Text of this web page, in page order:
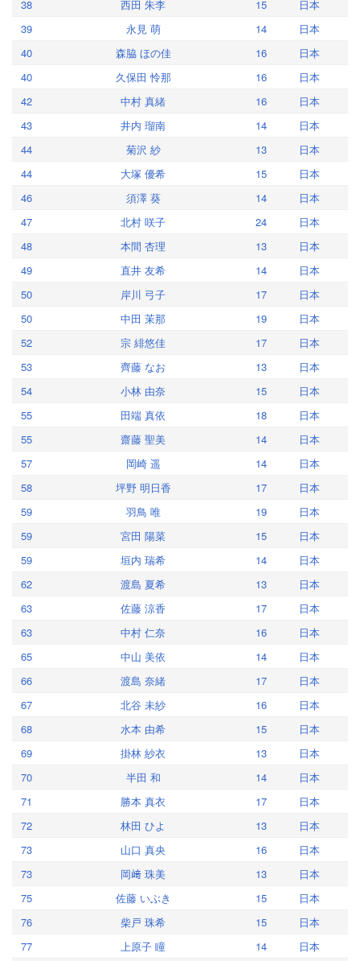
38 西田 朱李 15
日本
39
永見 萌 14
日本
40
森脇 ほの佳 16
日本
40
久保田 怜那 16
日本
42
中村 真緒 16
日本
43
井内 瑠南 14
日本
44
菊沢 紗 13
日本
44
大塚 優希 15
日本
46
須澤 葵 14
日本
47
北村 咲子 24
日本
48
本間 杏理 13
日本
49
直井 友希 14
日本
50
岸川 弓子 17
日本
50
中田 茉那 19
日本
52
宗 緋悠佳 17
日本
53
齊藤 なお 13
日本
54
小林 由奈 15
日本
55
田端 真依 18
日本
55
齋藤 聖美 14
日本
57
岡崎 遥 14
日本
58
坪野 明日香 17
日本
59
羽鳥 唯 19
日本
59
宮田 陽菜 15
日本
59
垣内 瑞希 14
日本
62
渡島 夏希 13
日本
63
佐藤 涼香 17
日本
63
中村 仁奈 16
日本
65
中山 美依 14
日本
66
渡島 奈緒 17
日本
67
北谷 未紗 16
日本
68
水本 由希 15
日本
69
掛林 紗衣 13
日本
70
半田 和 14
日本
71
勝本 真衣 17
日本
72
林田 ひよ 13
日本
73
山口 真央 16
日本
73
岡﨑 珠美 13
日本
75
佐藤 いぶき 15
日本
76
柴戸 珠希 15
日本
77
上原子 瞳 14
日本